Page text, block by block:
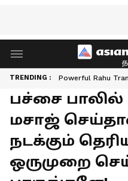
TRENDING : Powerful Rahu
பச்சை
மசாஜ்
நடக்கும்
ஒருமுறை